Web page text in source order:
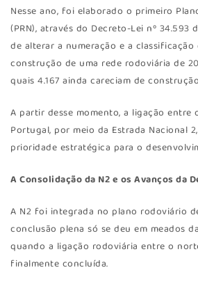
Nesse ano, foi elaborado o primeiro
(PRN), através do Decreto-Lei nº 34.593
de alterar a numeração e a classificação
construção de uma rede rodoviária de
quais 4.167 ainda careciam de
A partir desse momento, a ligação entre
Portugal, por meio da Estrada Nacional
prioridade estratégica para o
A Consolidação da N2 e os Avanços da
A N2 foi integrada no plano rodoviário
conclusão plena só se deu em meados
quando a ligação rodoviária entre o
finalmente concluída.